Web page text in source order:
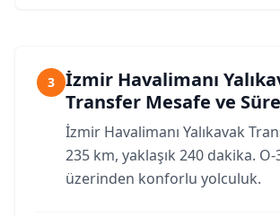
3
İzmir Havalimanı
Transfer Mesafe ve Süre
İzmir Havalimanı Yalıkavak
235 km, yaklaşık 240 dakika.
üzerinden konforlu yolculuk.